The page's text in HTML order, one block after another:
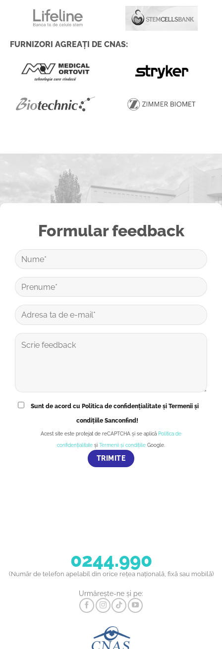
FURNIZORI AGREAȚI DE CNAS:
Formular feedback
Sunt de acord cu Politica de confidențialitate și Termenii și
condițiile Sanconfind!
Acest site este protejat de reCAPTCHA și se aplică Politica de
confidențialitate și Termenii și condițiile Google.
0244.990
(Număr de telefon apelabil din orice rețea națională, fixă sau mobilă)
Urmărește-ne și pe: